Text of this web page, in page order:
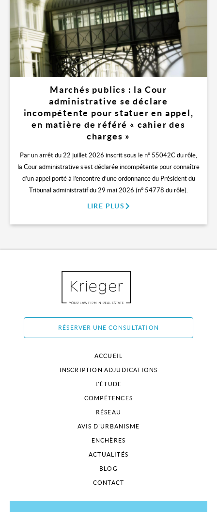
Marchés publics : la Cour
administrative se déclare
incompétente pour statuer en appel,
en matière de référé « cahier des
charges »
Par un arrêt du 22 juillet 2026 inscrit sous le n° 55042C du rôle,
la Cour administrative s’est déclarée incompétente pour connaître
d’un appel porté à l’encontre d’une ordonnance du Président du
Tribunal administratif du 29 mai 2026 (n° 54778 du rôle).
LIRE PLUS
RÉSERVER UNE CONSULTATION
ACCUEIL
INSCRIPTION ADJUDICATIONS
L'ÉTUDE
COMPÉTENCES
RÉSEAU
AVIS D'URBANISME
ENCHÈRES
ACTUALITÉS
BLOG
CONTACT